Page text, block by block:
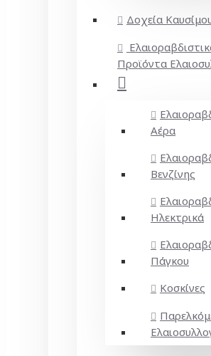
Δοχεία
Προϊόντα
Αέρα
Βενζίνης
Ηλεκτρικά
Πάγκου
Κοσκίνες